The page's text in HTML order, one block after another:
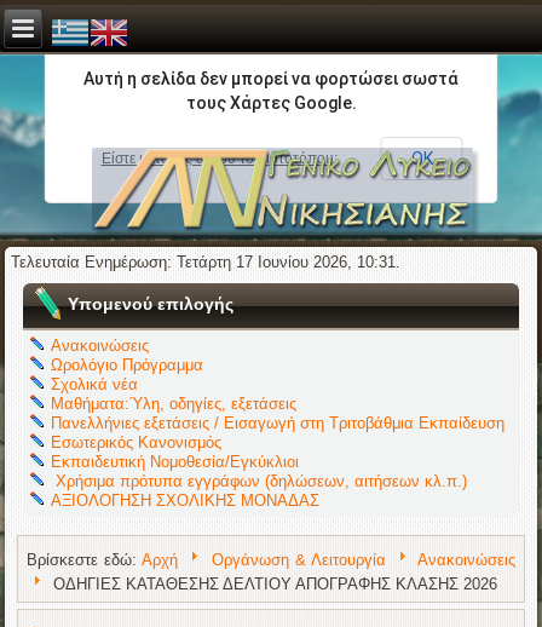
Τελευταία Ενημέρωση: Τετάρτη 17 Ιουνίου 2026, 10:31.
Υπομενού επιλογής
Ανακοινώσεις
Ωρολόγιο Πρόγραμμα
Σχολικά νέα
Μαθήματα:Ύλη, οδηγίες, εξετάσεις
Πανελλήνιες εξετάσεις / Εισαγωγή στη Τριτοβάθμια Εκπαίδευση
Εσωτερικός Κανονισμός
Εκπαιδευτική Νομοθεσία/Εγκύκλιοι
Χρήσιμα πρότυπα εγγράφων (δηλώσεων, αιτήσεων κλ.π.)
ΑΞΙΟΛΟΓΗΣΗ ΣΧΟΛΙΚΗΣ ΜΟΝΑΔΑΣ
Βρίσκεστε εδώ:Αρχή Οργάνωση & Λειτουργία
Ανακοινώσεις
ΟΔΗΓΙΕΣ ΚΑΤΑΘΕΣΗΣ ΔΕΛΤΙΟΥ ΑΠΟΓΡΑΦΗΣ ΚΛΑΣΗΣ 2026
Αυτή η σελίδα δεν μπορεί να φορτώσει σωστά
τους Χάρτες Google.
Είστε κάτοχος αυτού του ιστοτόπου; ΟΚ